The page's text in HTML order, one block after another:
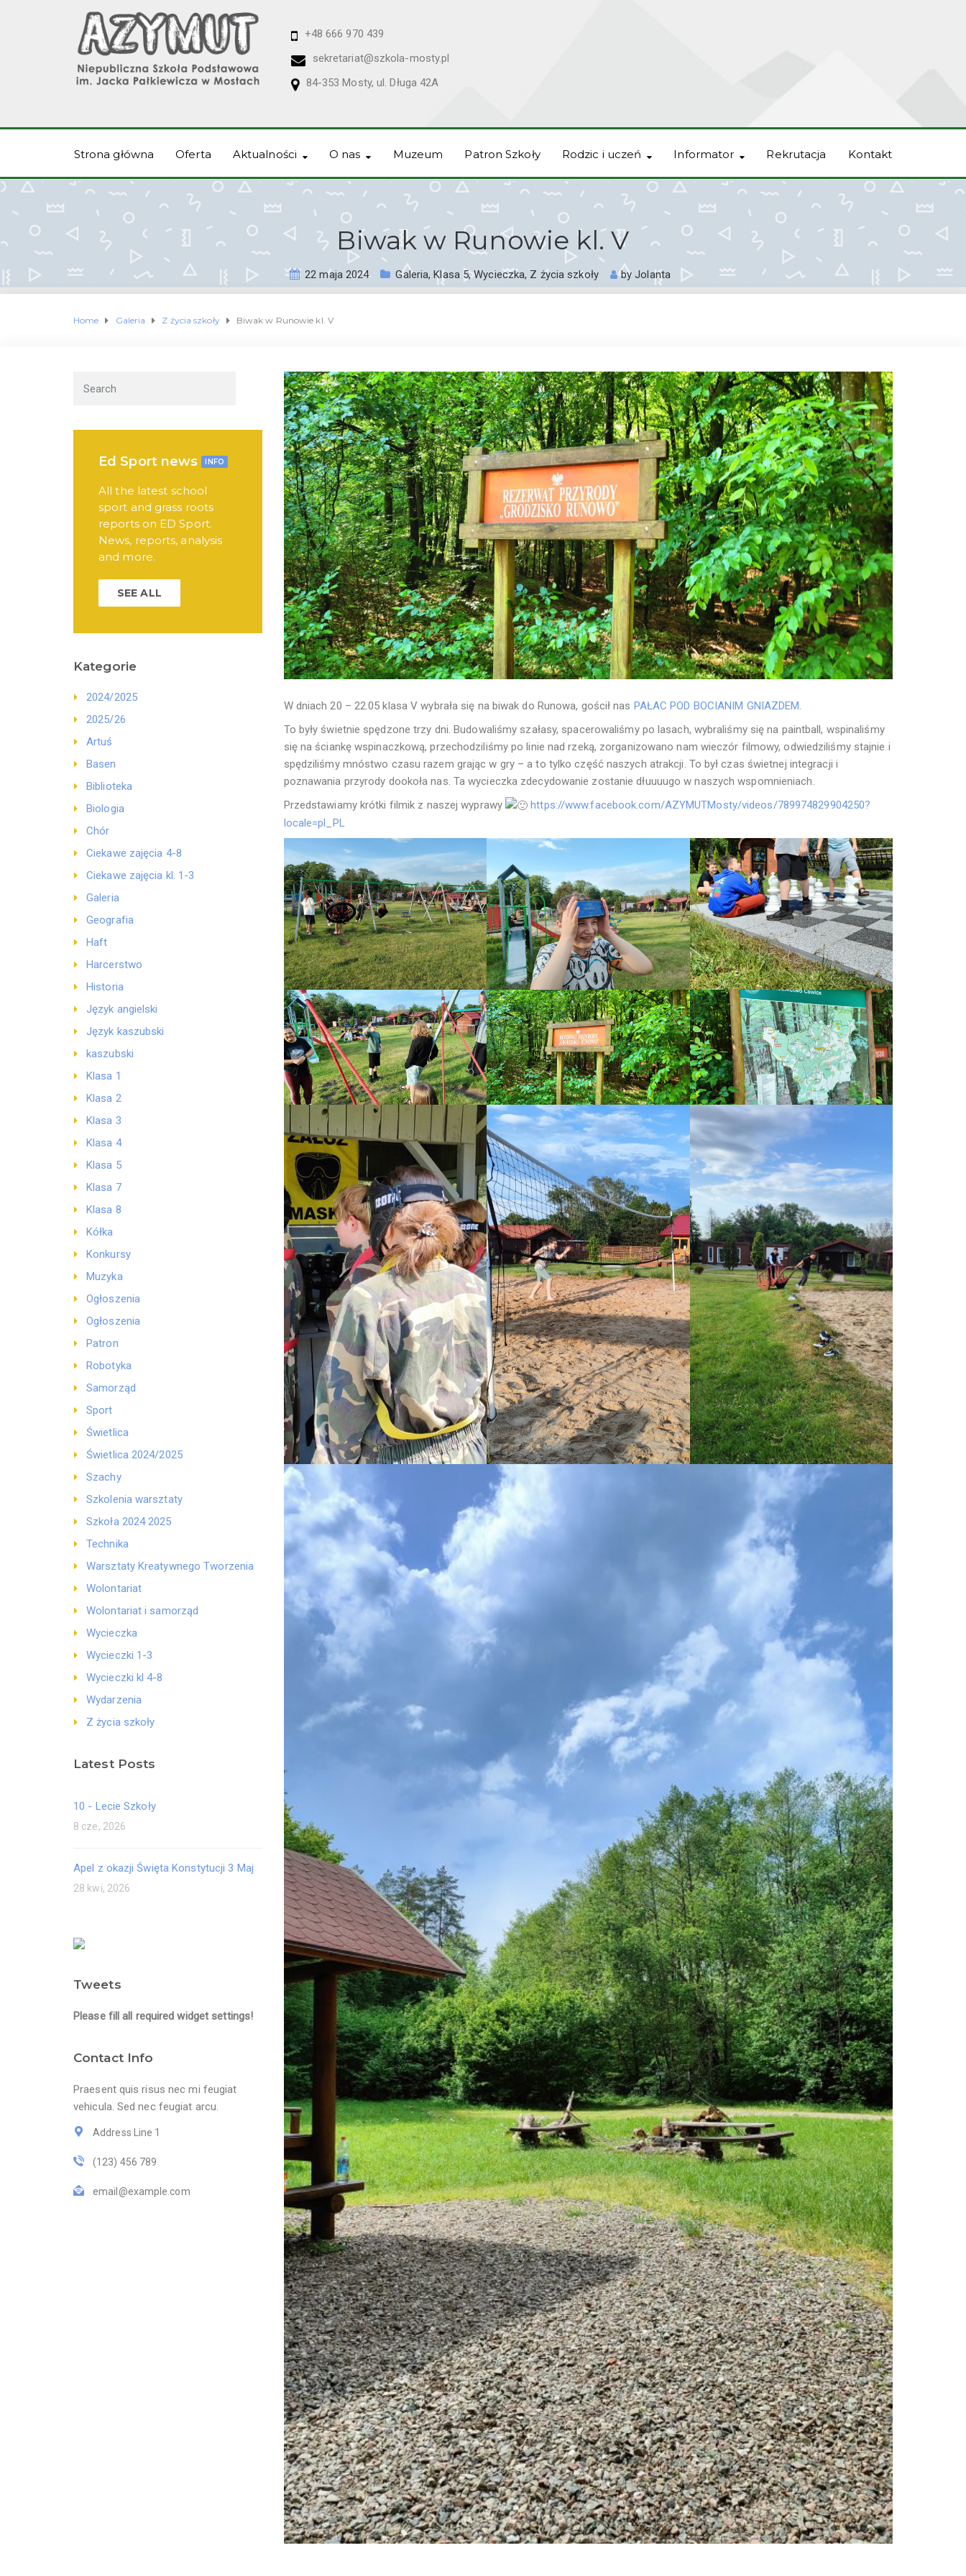
+48 666 970 439
sekretariat@szkola-mosty.pl
84-353 Mosty, ul. Długa 42A
Strona główna Oferta Aktualności O nas Muzeum Patron Szkoły Rodzic i uczeń Informator Rekrutacja Kontakt
Biwak w Runowie kl. V
22 maja 2024 Galeria,Klasa 5,Wycieczka, Z życia szkoły byJolanta
Home Galeria Z życia szkoły Biwak w Runowie kl. V
Ed Sport news INFO
All the latest school
sport and grass roots
reports on ED Sport.
News, reports, analysis
and more.
SEE ALL
Kategorie
2024/2025
2025/26
Artuś
Basen
Biblioteka
Biologia
Chór
Ciekawe zajęcia 4-8
Ciekawe zajęcia kl. 1-3
Galeria
Geografia
Haft
Harcerstwo
Historia
Język angielski
Język kaszubski
kaszubski
Klasa 1
Klasa 2
Klasa 3
Klasa 4
Klasa 5
Klasa 7
Klasa 8
Kółka
Konkursy
Muzyka
Ogłoszenia
Ogłoszenia
Patron
Robotyka
Samorząd
Sport
Świetlica
Świetlica 2024/2025
Szachy
Szkolenia warsztaty
Szkoła 2024 2025
Technika
Warsztaty Kreatywnego Tworzenia
Wolontariat
Wolontariat i samorząd
Wycieczka
Wycieczki 1-3
Wycieczki kl 4-8
Wydarzenia
Z życia szkoły
Latest Posts
10 - Lecie Szkoły
8 cze, 2026
Apel z okazji Święta Konstytucji 3 Maj
28 kwi, 2026
Tweets
Please fill all required widget settings!
Contact Info
Praesent quis risus nec mi feugiat
vehicula. Sed nec feugiat arcu.
Address Line 1
(123) 456 789
email@example.com
W dniach 20 – 22.05 klasa V wybrała się na biwak do Runowa, gościł nas PAŁAC POD BOCIANIM GNIAZDEM
To były świetnie spędzone trzy dni. Budowaliśmy szałasy, spacerowaliśmy po lasach, wybraliśmy się na paintball, wspinaliśmy
się na ściankę wspinaczkową, przechodziliśmy po linie nad rzeką, zorganizowano nam wieczór filmowy, odwiedziliśmy stajnie i
spędziliśmy mnóstwo czasu razem grając w gry – a to tylko część naszych atrakcji. To był czas świetnej integracji i
poznawania przyrody dookoła nas. Ta wycieczka zdecydowanie zostanie dłuuuugo w naszych wspomnieniach.
Przedstawiamy krótki filmik z naszej wyprawy
https://www.facebook.com/AZYMUTMosty/videos/789974829904250?
locale=pl_PL